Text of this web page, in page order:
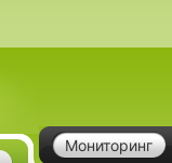
Мониторинг